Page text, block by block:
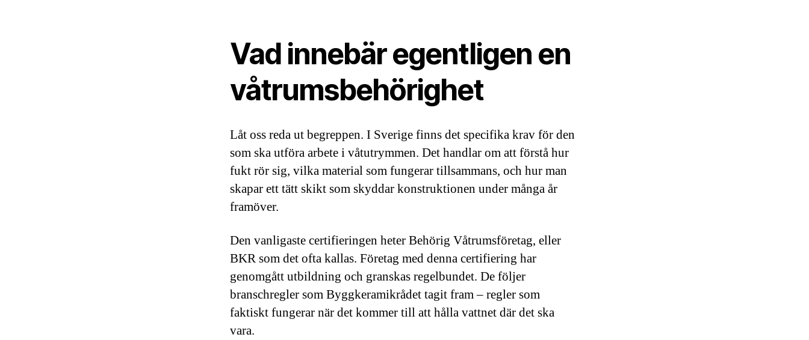
Vad innebär egentligen en
våtrumsbehörighet
Låt oss reda ut begreppen. I Sverige finns det specifika krav för den
som ska utföra arbete i våtutrymmen. Det handlar om att förstå hur
fukt rör sig, vilka material som fungerar tillsammans, och hur man
skapar ett tätt skikt som skyddar konstruktionen under många år
framöver.
Den vanligaste certifieringen heter Behörig Våtrumsföretag, eller
BKR som det ofta kallas. Företag med denna certifiering har
genomgått utbildning och granskas regelbundet. De följer
branschregler som Byggkeramikrådet tagit fram – regler som
faktiskt fungerar när det kommer till att hålla vattnet där det ska
vara.